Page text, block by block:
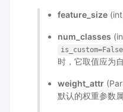
feature_size
num_classes
is_custom=False
时，它取值应为
weight_attr
默认的权重参数